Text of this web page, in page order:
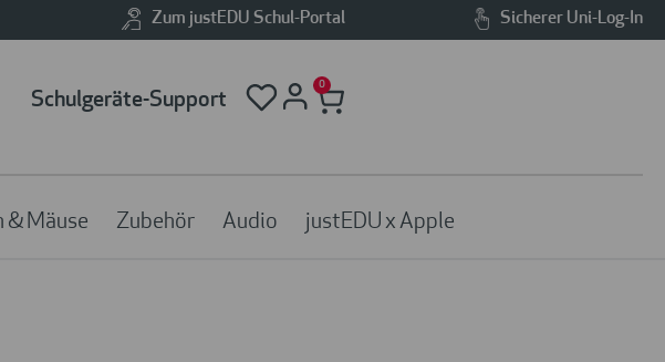
Zum justEDU Schul-Portal Sicherer Uni-Log-In
Schulgeräte-Support
0
& Mäuse Zubehör Audio justEDU x Apple